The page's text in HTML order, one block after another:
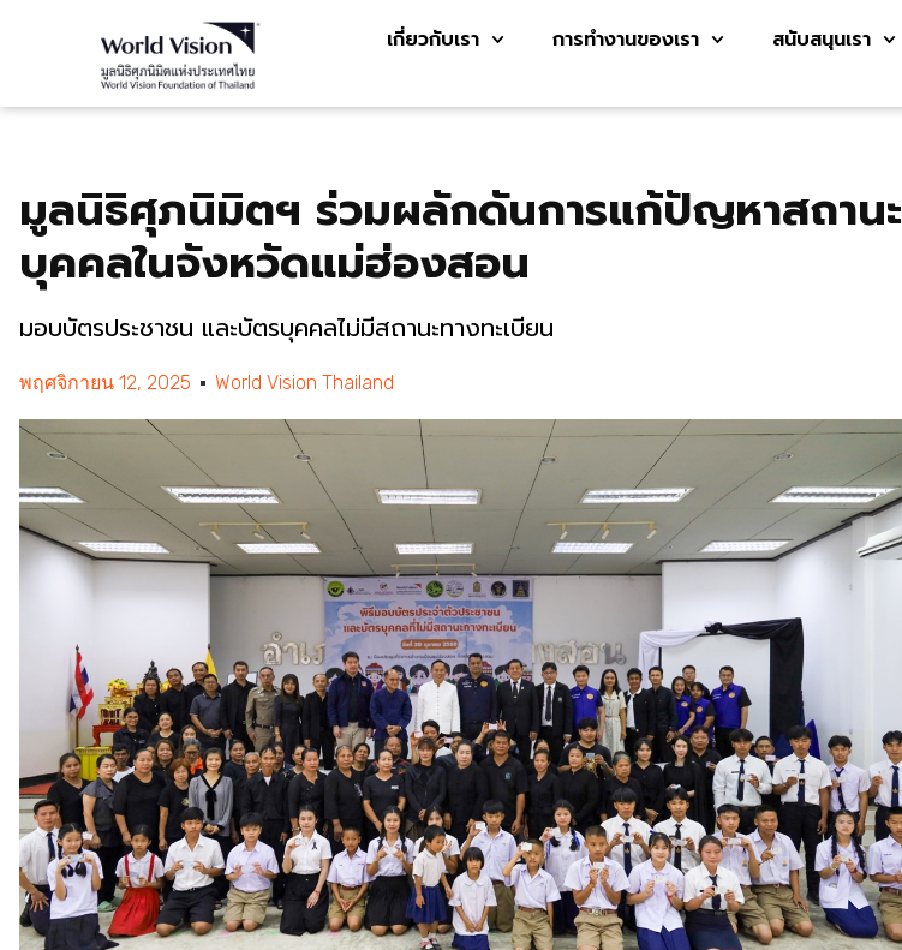
เกี่ยวกับเรา การทำงานของเรา สนับสนุนเรา
มูลนิธิศุภนิมิตฯ ร่วมผลักดันการแก้ปัญหาสถานะ
บุคคลในจังหวัดแม่ฮ่องสอน
มอบบัตรประชาชน และบัตรบุคคลไม่มีสถานะทางทะเบียน
พฤศจิกายน 12, 2025 World Vision Thailand